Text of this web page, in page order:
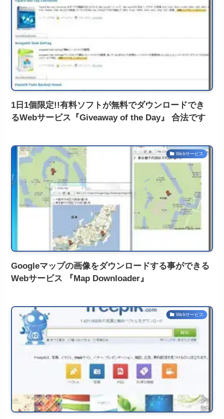
1日1個限定!!有料ソフトが無料でダウンロードでき
るWebサービス『Giveaway of the Day』 合法です
Webサービス
Googleマップの画像をダウンロードする事ができる
Webサービス 『Map Downloader』
Webサービス